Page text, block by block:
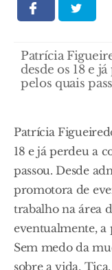
Patrícia
desde os 18 e
pelos quais
Patrícia
18 e já perdeu a
passou. Desde
promotora de
trabalho na área
eventualmente, a
Sem medo da
sobre a vida,